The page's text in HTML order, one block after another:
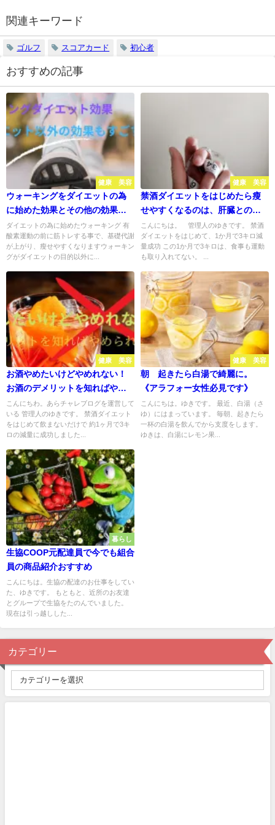
関連キーワード
ゴルフ スコアカード 初心者
おすすめの記事
健康 美容
ウォーキングをダイエットの為
に始めた効果とその他の効果も
すごすぎる
ダイエットの為に始めたウォーキング 有
酸素運動の前に筋トレする事で、基礎代謝
が上がり、瘦せやすくなりますウォーキン
グがダイエットの目的以外に...
健康 美容
禁酒ダイエットをはじめたら瘦
せやすくなるのは、肝臓との関
係
こんにちは。 管理人のゆきです。 禁酒
ダイエットをはじめて、1か月で3キロ減
量成功 この1か月で3キロは、食事も運動
も取り入れてない。 ...
健康 美容
お酒やめたいけどやめれない！
お酒のデメリットを知ればやめ
られる
こんにちわ。あらチャレブログを運営して
いる 管理人のゆきです。 禁酒ダイエット
をはじめて飲まないだけで 約1ヶ月で3キ
ロの減量に成功しました...
健康 美容
朝 起きたら白湯で綺麗に。
《アラフォー女性必見です》
こんにちは。ゆきです。 最近、白湯（さ
ゆ）にはまっています。 毎朝、起きたら
一杯の白湯を飲んでから支度をします。
ゆきは、白湯にレモン果...
暮らし
生協COOP元配達員で今でも組合
員の商品紹介おすすめ
こんにちは。生協の配達のお仕事をしてい
た、ゆきです。 もともと、近所のお友達
とグループで生協をたのんでいました。
現在は引っ越しした...
カテゴリー